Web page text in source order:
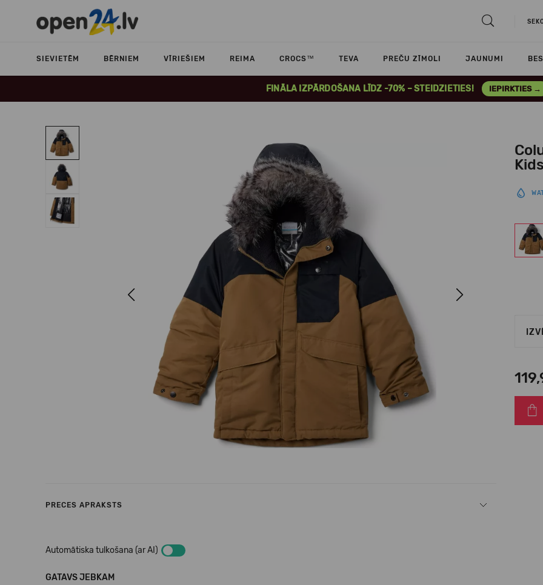
SIEVIETĒM BĒRNIEM VĪRIEŠIEM REIMA CROCS™ TEVA PREČU ZĪMOLI JAUNUMI
FINĀLA IZPĀRDOŠANA LĪDZ -70% – STEIDZIETIES! IEPIRKTIES →
Next
PRECES APRAKSTS
Automātiska tulkošana (ar AI)
GATAVS JEBKAM